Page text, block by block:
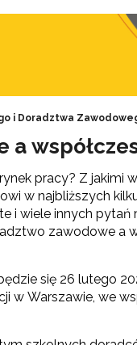
i Doradztwa
pracy? Z jakimi
w najbliższych
i wiele innych
zawodowe a
się 26 lutego
w Warszawie, we